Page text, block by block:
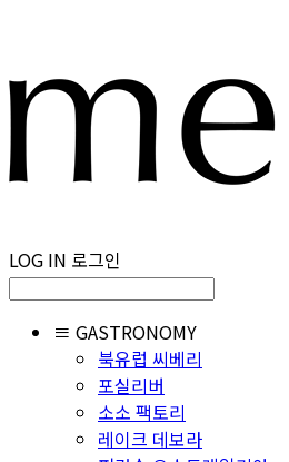
LOG IN 로그인
≡ GASTRONOMY
북유럽 씨베리
포실리버
소소 팩토리
레이크 데보라